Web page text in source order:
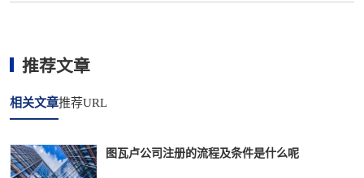
推荐文章
相关文章推荐URL
图瓦卢公司注册的流程及条件是什么呢